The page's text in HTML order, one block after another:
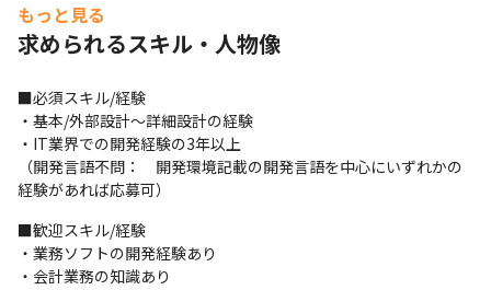
もっと見る
求められるスキル・人物像
■必須スキル/経験
・基本/外部設計～詳細設計の経験
・IT業界での開発経験の3年以上
（開発言語不問：　開発環境記載の開発言語を中心にいずれかの
経験があれば応募可）
■歓迎スキル/経験
・業務ソフトの開発経験あり
・会計業務の知識あり